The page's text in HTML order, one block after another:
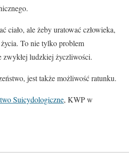
ciało, ale żeby uratować człowieka,
To nie tylko problem
zwykłej ludzkiej życzliwości.
jest także możliwość ratunku.
Suicydologiczne, KWP w